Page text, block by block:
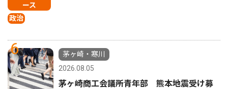
ース
政治
6
茅ヶ崎・寒川
2026.08.05
茅ヶ崎商工会議所青年部 熊本地震受け募